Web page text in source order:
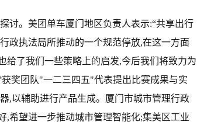
讨。美团单车厦门地区负责人表示:“共享出行
政执法局所推动的一个规范停放,在这一方面
给了我们一些策略上的启发,今后我们将致力为
奖团队"一二三四五"代表提出比赛成果与实
,以辅助进行产品生成。厦门市城市管理行政
,希望进一步推动城市管理智能化;集美区工业